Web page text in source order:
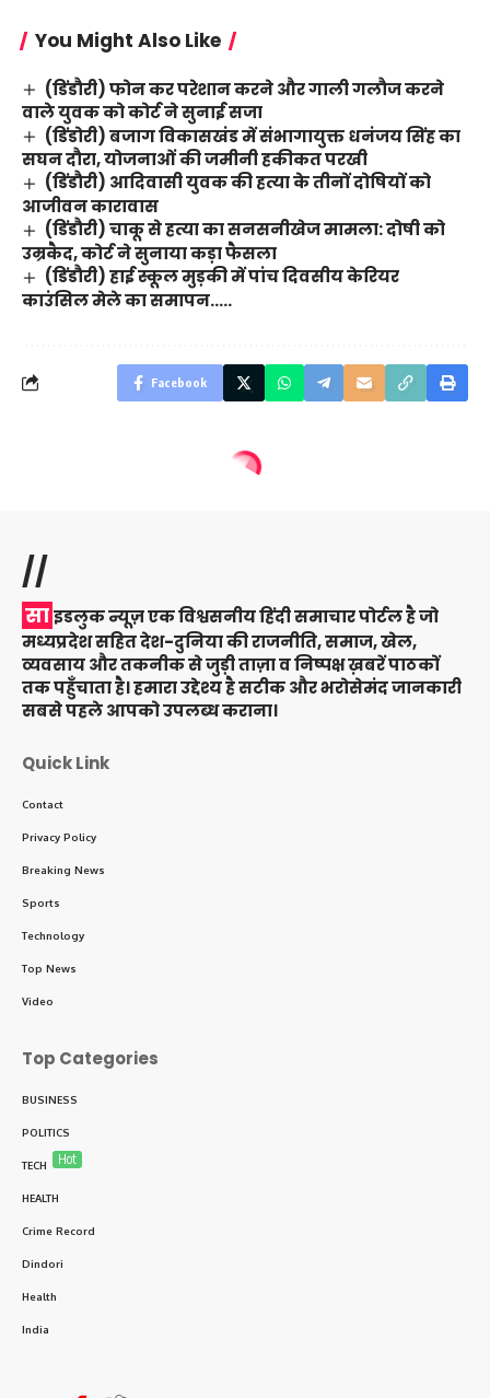
You Might Also Like
(डिंडौरी) फोन कर परेशान करने और गाली गलौज करने
वाले युवक को कोर्ट ने सुनाई सजा
(डिंडोरी) बजाग विकासखंड में संभागायुक्त धनंजय सिंह का
सघन दौरा, योजनाओं की जमीनी हकीकत परखी
(डिंडौरी) आदिवासी युवक की हत्या के तीनों दोषियों को
आजीवन कारावास
(डिंडौरी) चाकू से हत्या का सनसनीखेज मामला: दोषी को
उम्रकैद, कोर्ट ने सुनाया कड़ा फैसला
(डिंडौरी) हाई स्कूल मुड़की में पांच दिवसीय केरियर
काउंसिल मेले का समापन…..
Facebook
//
साइडलुक न्यूज़ एक विश्वसनीय हिंदी समाचार पोर्टल है जो
मध्यप्रदेश सहित देश-दुनिया की राजनीति, समाज, खेल,
व्यवसाय और तकनीक से जुड़ी ताज़ा व निष्पक्ष ख़बरें पाठकों
तक पहुँचाता है। हमारा उद्देश्य है सटीक और भरोसेमंद जानकारी
सबसे पहले आपको उपलब्ध कराना।
Quick Link
Contact
Privacy Policy
Breaking News
Sports
Technology
Top News
Video
Top Categories
BUSINESS
POLITICS
TECH Hot
HEALTH
Crime Record
Dindori
Health
India